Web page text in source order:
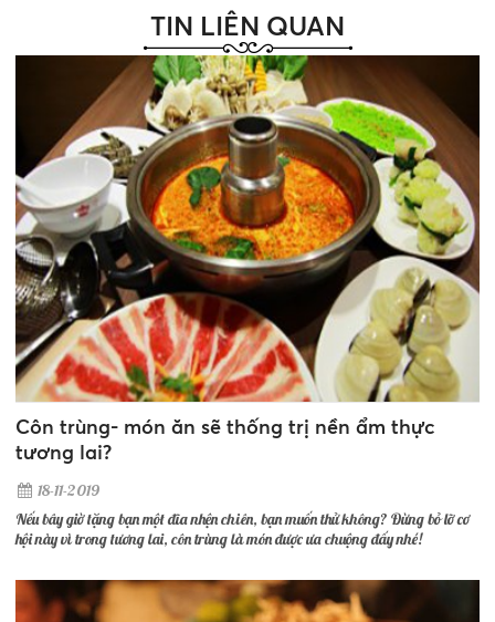
TIN LIÊN QUAN
Côn trùng- món ăn sẽ thống trị nền ẩm thực
tương lai?
18-11-2019
Nếu bây giờ tặng bạn một đĩa nhện chiên, bạn muốn thử không? Đừng bỏ lỡ cơ
hội này vì trong tương lai, côn trùng là món được ưa chuộng đấy nhé!